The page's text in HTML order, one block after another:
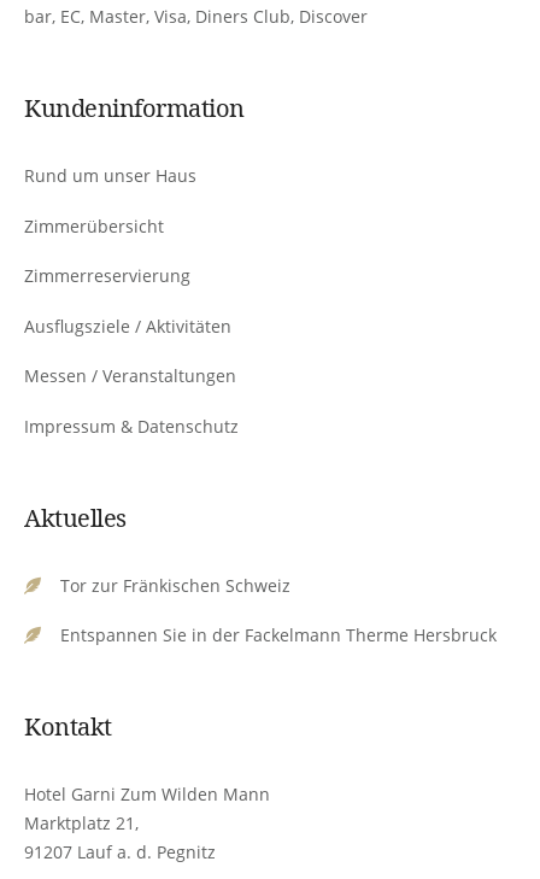
bar, EC, Master, Visa, Diners Club, Discover
Kundeninformation
Rund um unser Haus
Zimmerübersicht
Zimmerreservierung
Ausflugsziele / Aktivitäten
Messen / Veranstaltungen
Impressum & Datenschutz
Aktuelles
Tor zur Fränkischen Schweiz
Entspannen Sie in der Fackelmann Therme Hersbruck
Kontakt
Hotel Garni Zum Wilden Mann
Marktplatz 21,
91207 Lauf a. d. Pegnitz